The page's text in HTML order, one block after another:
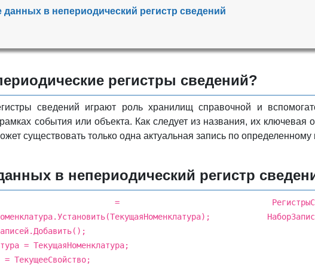
данных в непериодический регистр сведений
регистры сведений?
сведений играют роль хранилищ справочной и
события или объекта. Как следует из названия, их ключевая
существовать только одна актуальная запись по
в непериодический регистр
=
= ТекущаяНоменклатура;
= ТекущееСвойство;